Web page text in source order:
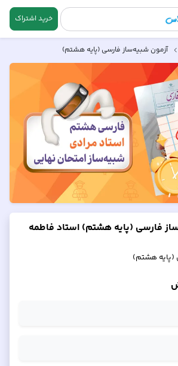
خرید اشتراک
آزمون شبیه‌ساز فارسی (پایه هشتم)
فارسی (پایه هشتم) استاد فاطمه
(پایه هشتم)